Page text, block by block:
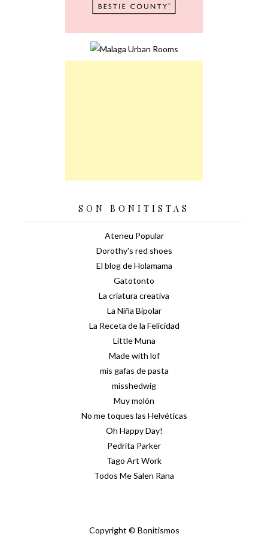
SON BONITISTAS
Ateneu Popular
Dorothy's red shoes
El blog de Holamama
Gatotonto
La criatura creativa
La Niña Bipolar
La Receta de la Felicidad
Little Muna
Made with lof
mis gafas de pasta
misshedwig
Muy molón
No me toques las Helvéticas
Oh Happy Day!
Pedrita Parker
Tago Art Work
Todos Me Salen Rana
Copyright © Bonitismos